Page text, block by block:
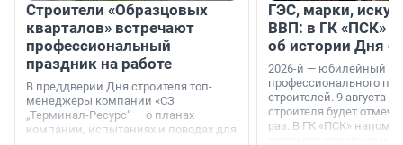
Строители «Образцовых
кварталов» встречают
профессиональный
праздник на работе
В преддверии Дня строителя топ-
менеджеры компании «СЗ
„Терминал-Ресурс“ — о планах
компании, испытаниях и поводах для
ГЭС, марки,
ВВП: в ГК «ПСК»
об истории Дня
2026-й — юбилейный
профессионального
строителей. 9 августа
строителя будет
раз. В ГК «ПСК»